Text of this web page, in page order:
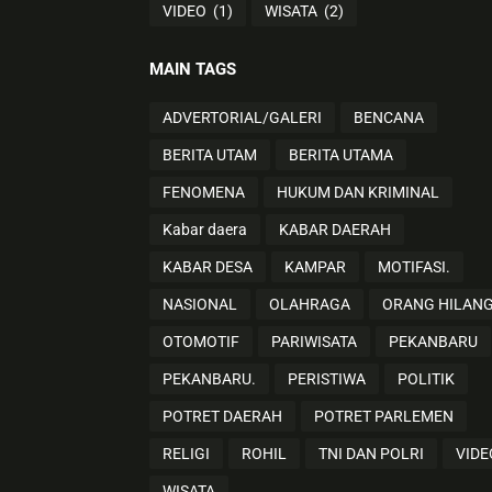
VIDEO (1) WISATA (2)
MAIN TAGS
ADVERTORIAL/GALERI BENCANA
BERITA UTAM BERITA UTAMA
FENOMENA HUKUM DAN KRIMINAL
Kabar daera KABAR DAERAH
KABAR DESA KAMPAR MOTIFASI.
NASIONAL OLAHRAGA ORANG
OTOMOTIF PARIWISATA PEKANBARU
PEKANBARU. PERISTIWA POLITIK
POTRET DAERAH POTRET PARLEMEN
RELIGI ROHIL TNI DAN POLRI